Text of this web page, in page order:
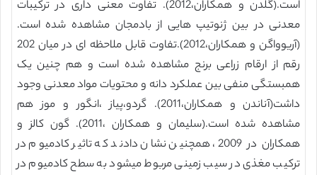
است.(گلدن و همکاران،2012). تفاوت معنی داری در ترکیبات
معدنی در بین ژنوتیپ هایی از بادمجان مشاهده شده است.
(آریوواگن و همکاران،2012).تفاوت قابل ملاحظه ای در میان 202
رقم از ارقام زراعی برنج مشاهده شده است و هم چنین یک
همبستگی منفی بین عملکرد دانه و محتویات مواد معدنی وجود
داشت(آناندن و همکاران،2011). گردو،پیاز ،انگور و موز هم
مشاهده شده است.(سلیمان و همکاران ،2011). گون کالز و
همکاران در 2009، همچنین نشان دادند که تاثیر کادمیوم در
ترکیب مغذی در سیب زمینی مربوط میشود به سطح کادمیوم در